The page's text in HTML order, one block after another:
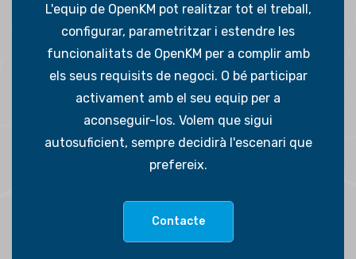
L'equip de OpenKM pot realitzar tot el treball,
configurar, parametritzar i estendre les
funcionalitats de OpenKM per a complir amb
els seus requisits de negoci. O bé participar
activament amb el seu equip per a
aconseguir-los. Volem que sigui
autosuficient, sempre decidirà l'escenari que
prefereix.
Contacte